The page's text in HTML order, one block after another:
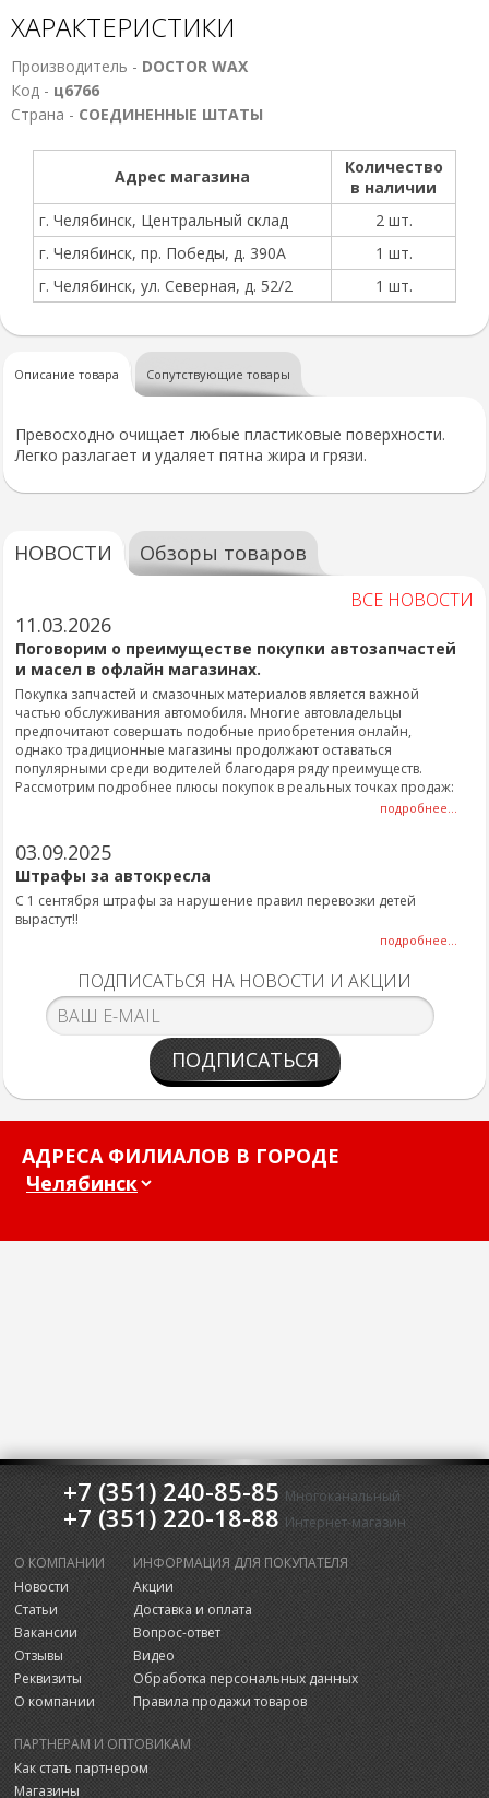
ХАРАКТЕРИСТИКИ
Производитель - DOCTOR WAX
Код - ц6766
Страна - СОЕДИНЕННЫЕ ШТАТЫ
Адрес магазина
Количество
в наличии
г. Челябинск, Центральный склад
2 шт.
г. Челябинск, пр. Победы, д. 390А
1 шт.
г. Челябинск, ул. Северная, д. 52/2
1 шт.
Описание товара Сопутствующие товары
Превосходно очищает любые пластиковые поверхности.
Легко разлагает и удаляет пятна жира и грязи.
НОВОСТИ Обзоры товаров
ВСЕ НОВОСТИ
11.03.2026
Поговорим о преимуществе покупки автозапчастей
и масел в офлайн магазинах.
Покупка запчастей и смазочных материалов является важной
частью обслуживания автомобиля. Многие автовладельцы
предпочитают совершать подобные приобретения онлайн,
однако традиционные магазины продолжают оставаться
популярными среди водителей благодаря ряду преимуществ.
Рассмотрим подробнее плюсы покупок в реальных точках продаж:
подробнее...
03.09.2025
Штрафы за автокресла
С 1 сентября штрафы за нарушение правил перевозки детей
вырастут!!
подробнее...
ПОДПИСАТЬСЯ НА НОВОСТИ И АКЦИИ
ПОДПИСАТЬСЯ
АДРЕСА ФИЛИАЛОВ В ГОРОДЕ
+7 (351) 240-85-85 Многоканальный
+7 (351) 220-18-88 Интернет-магазин
О КОМПАНИИ
Новости
Статьи
Вакансии
Отзывы
Реквизиты
О компании
ИНФОРМАЦИЯ ДЛЯ ПОКУПАТЕЛЯ
Акции
Доставка и оплата
Вопрос-ответ
Видео
Обработка персональных данных
Правила продажи товаров
ПАРТНЕРАМ И ОПТОВИКАМ
Как стать партнером
Магазины